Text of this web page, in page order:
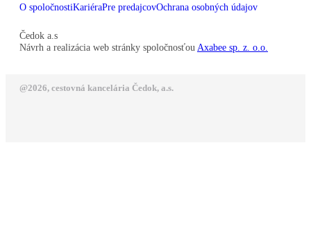
O spoločnostiKariéraPre predajcovOchrana osobných údajov
Čedok a.s
Návrh a realizácia web stránky spoločnosťou Axabee sp. z. o.o.
@2026, cestovná kancelária Čedok, a.s.